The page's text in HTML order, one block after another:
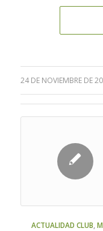
24 DE NOVIEMBRE DE
/
ACTUALIDAD CLUB ,